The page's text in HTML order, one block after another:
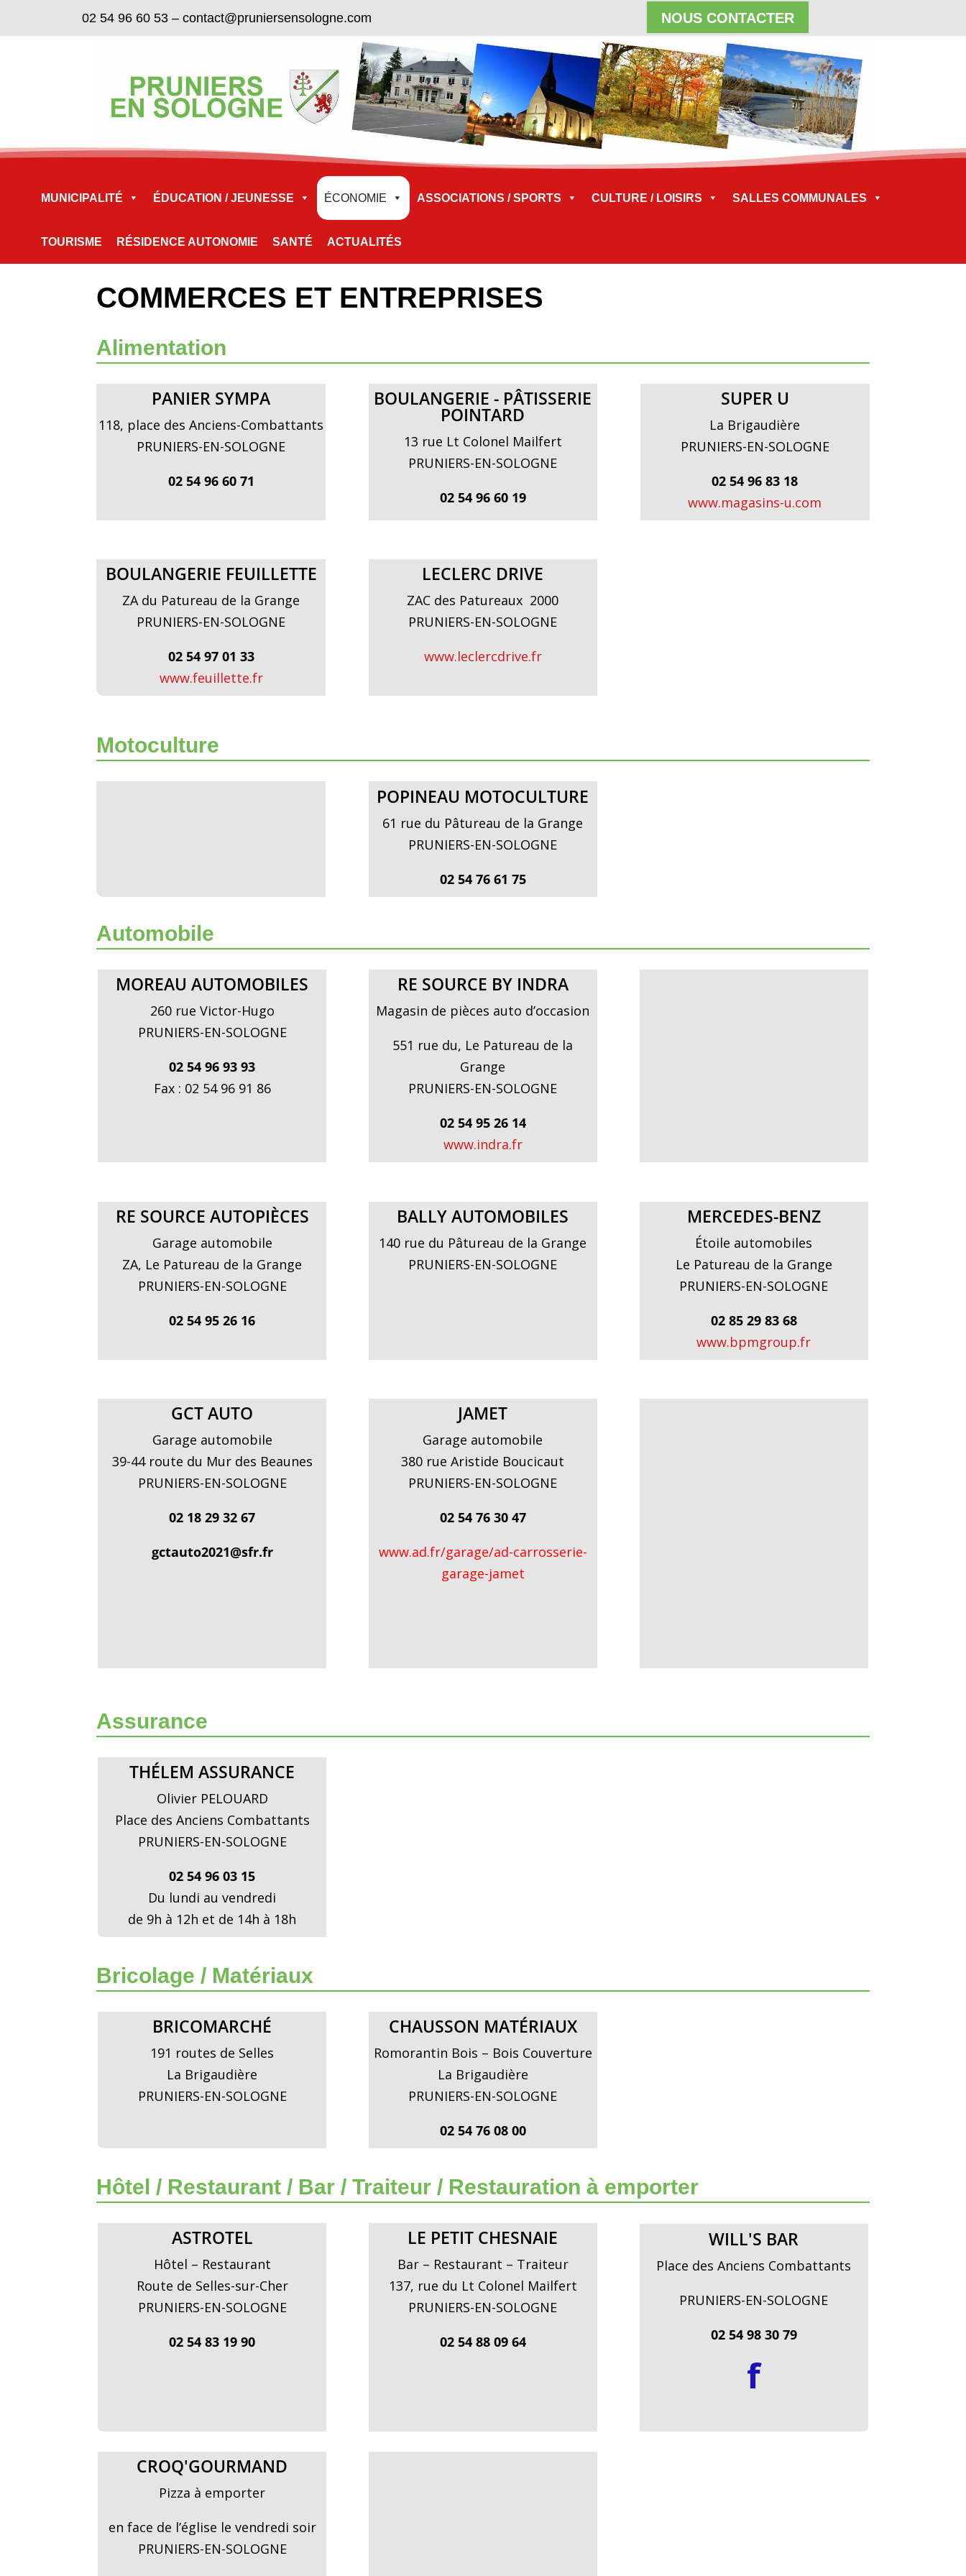
02 54 96 60 53 –contact@pruniersensologne.com NOUS CONTACTER
MUNICIPALITÉ ÉDUCATION / JEUNESSE ÉCONOMIE ASSOCIATIONS / SPORTS CULTURE / LOISIRS SALLES COMMUNALES
TOURISME RÉSIDENCE AUTONOMIE SANTÉ ACTUALITÉS
COMMERCES ET ENTREPRISES
Alimentation
PANIER SYMPA
118, place des Anciens-Combattants
PRUNIERS-EN-SOLOGNE
02 54 96 60 71
BOULANGERIE - PÂTISSERIE
POINTARD
13 rue Lt Colonel Mailfert
PRUNIERS-EN-SOLOGNE
02 54 96 60 19
SUPER U
La Brigaudière
PRUNIERS-EN-SOLOGNE
02 54 96 83 18
www.magasins-u.com
BOULANGERIE FEUILLETTE
ZA du Patureau de la Grange
PRUNIERS-EN-SOLOGNE
02 54 97 01 33
www.feuillette.fr
LECLERC DRIVE
ZAC des Patureaux 2000
PRUNIERS-EN-SOLOGNE
www.leclercdrive.fr
Motoculture
POPINEAU MOTOCULTURE
61 rue du Pâtureau de la Grange
PRUNIERS-EN-SOLOGNE
02 54 76 61 75
Automobile
MOREAU AUTOMOBILES
260 rue Victor-Hugo
PRUNIERS-EN-SOLOGNE
02 54 96 93 93
Fax : 02 54 96 91 86
RE SOURCE BY INDRA
Magasin de pièces auto d’occasion
551 rue du, Le Patureau de la
Grange
PRUNIERS-EN-SOLOGNE
02 54 95 26 14
www.indra.fr
RE SOURCE AUTOPIÈCES
Garage automobile
ZA, Le Patureau de la Grange
PRUNIERS-EN-SOLOGNE
02 54 95 26 16
BALLY AUTOMOBILES
140 rue du Pâtureau de la Grange
PRUNIERS-EN-SOLOGNE
MERCEDES-BENZ
Étoile automobiles
Le Patureau de la Grange
PRUNIERS-EN-SOLOGNE
02 85 29 83 68
www.bpmgroup.fr
GCT AUTO
Garage automobile
39-44 route du Mur des Beaunes
PRUNIERS-EN-SOLOGNE
02 18 29 32 67
gctauto2021@sfr.fr
JAMET
Garage automobile
380 rue Aristide Boucicaut
PRUNIERS-EN-SOLOGNE
02 54 76 30 47
www.ad.fr/garage/ad-carrosserie-
garage-jamet
Assurance
THÉLEM ASSURANCE
Olivier PELOUARD
Place des Anciens Combattants
PRUNIERS-EN-SOLOGNE
02 54 96 03 15
Du lundi au vendredi
de 9h à 12h et de 14h à 18h
Bricolage / Matériaux
BRICOMARCHÉ
191 routes de Selles
La Brigaudière
PRUNIERS-EN-SOLOGNE
CHAUSSON MATÉRIAUX
Romorantin Bois – Bois Couverture
La Brigaudière
PRUNIERS-EN-SOLOGNE
02 54 76 08 00
Hôtel / Restaurant / Bar / Traiteur / Restauration à emporter
ASTROTEL
Hôtel – Restaurant
Route de Selles-sur-Cher
PRUNIERS-EN-SOLOGNE
02 54 83 19 90
LE PETIT CHESNAIE
Bar – Restaurant – Traiteur
137, rue du Lt Colonel Mailfert
PRUNIERS-EN-SOLOGNE
02 54 88 09 64
WILL'S BAR
Place des Anciens Combattants
PRUNIERS-EN-SOLOGNE
02 54 98 30 79
f
o
CROQ'GOURMAND
Pizza à emporter
en face de l’église le vendredi soir
PRUNIERS-EN-SOLOGNE